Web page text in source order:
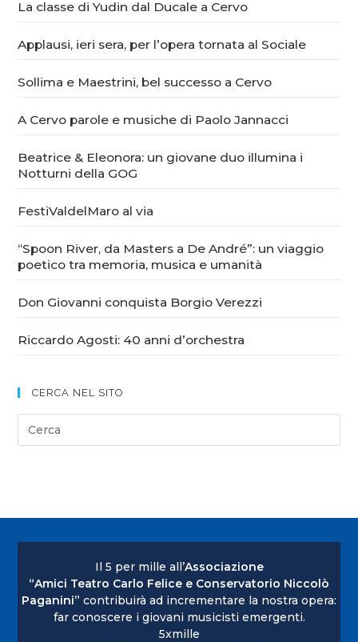
La classe di Yudin dal Ducale a Cervo
Applausi, ieri sera, per l’opera tornata al Sociale
Sollima e Maestrini, bel successo a Cervo
A Cervo parole e musiche di Paolo Jannacci
Beatrice & Eleonora: un giovane duo illumina i
Notturni della GOG
FestiValdelMaro al via
“Spoon River, da Masters a De André”: un viaggio
poetico tra memoria, musica e umanità
Don Giovanni conquista Borgio Verezzi
Riccardo Agosti: 40 anni d’orchestra
CERCA NEL SITO
Il 5 per mille all’Associazione
“Amici Teatro Carlo Felice e Conservatorio Niccolò
Paganini” contribuirà ad incrementare la nostra opera:
far conoscere i giovani musicisti emergenti.
5xmille